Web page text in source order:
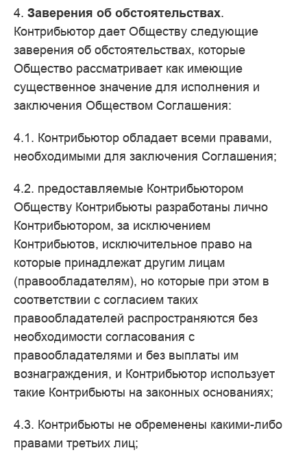
4. Заверения об обстоятельствах.
Контрибьютор дает Обществу следующие
заверения об обстоятельствах, которые
Общество рассматривает как имеющие
существенное значение для исполнения и
заключения Обществом Соглашения:
4.1. Контрибьютор обладает всеми правами,
необходимыми для заключения Соглашения;
4.2. предоставляемые Контрибьютором
Обществу Контрибьюты разработаны лично
Контрибьютором, за исключением
Контрибьютов, исключительное право на
которые принадлежат другим лицам
(правообладателям), но которые при этом в
соответствии с согласием таких
правообладателей распространяются без
необходимости согласования с
правообладателями и без выплаты им
вознаграждения, и Контрибьютор использует
такие Контрибьюты на законных основаниях;
4.3. Контрибьюты не обременены какими-либо
правами третьих лиц;